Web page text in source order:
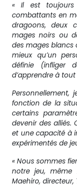
« Il est
combattants en
dragoons, deux
mages noirs ou
des mages blancs
mieux qu’un
définie (infliger
d’apprendre à tout
Personnellement,
fonction de la
certains
devenir des alliés.
et une capacité à
expérimentés de
« Nous sommes
notre jeu, même
Maehiro, directeur,